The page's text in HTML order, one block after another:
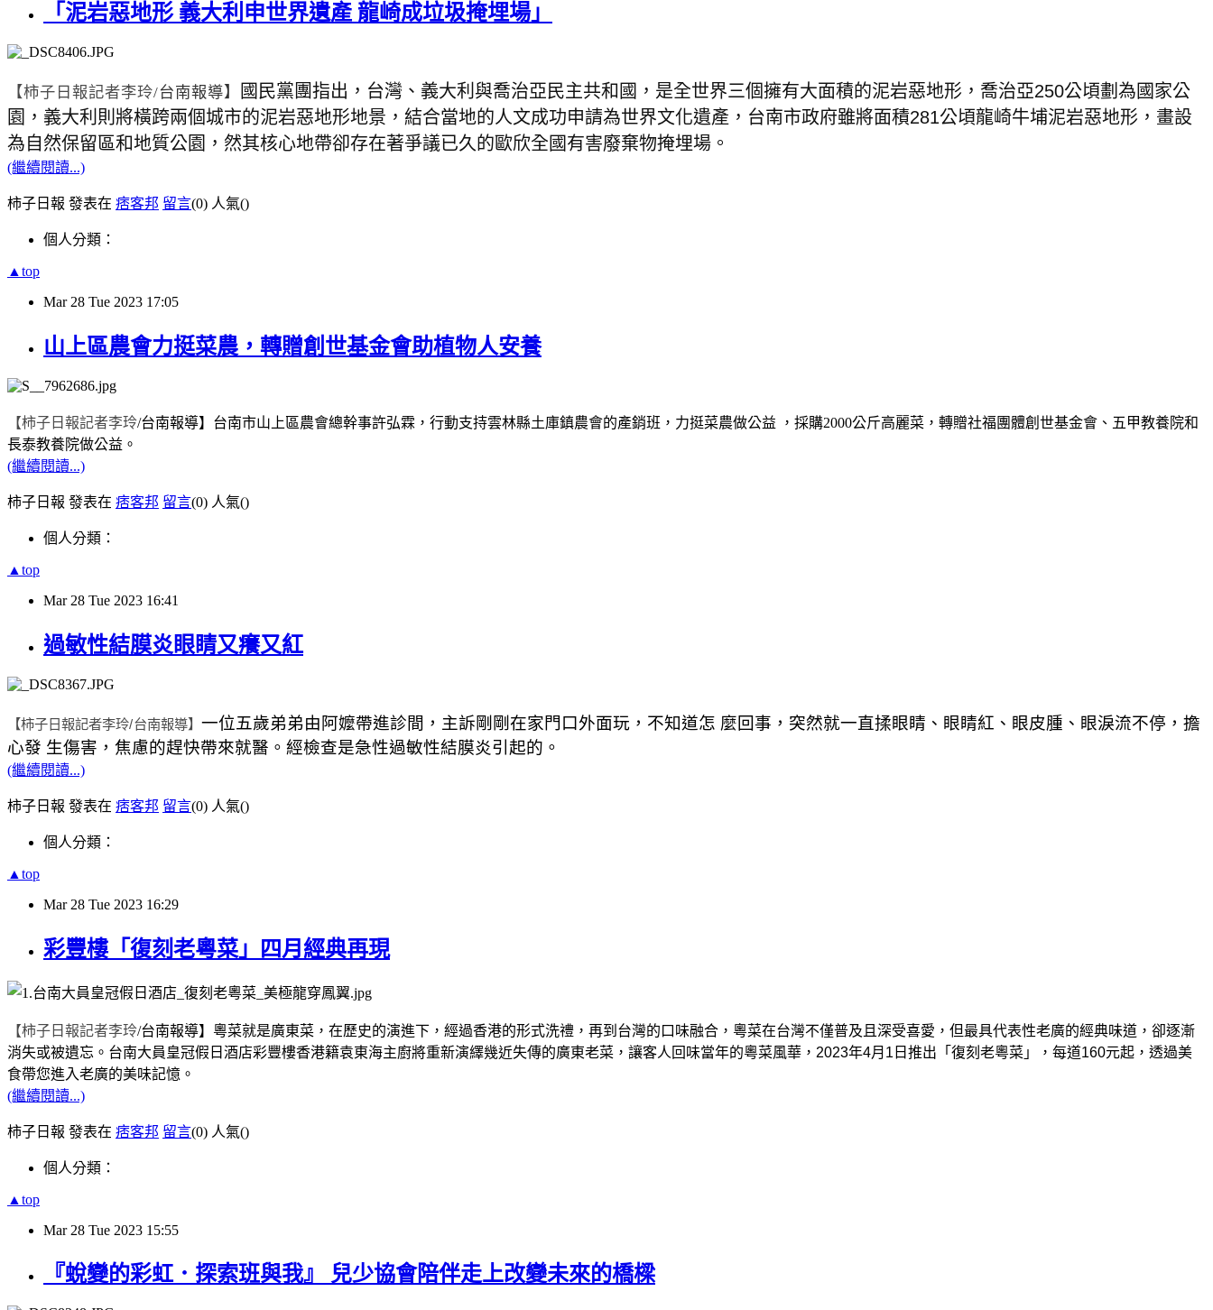
「泥岩惡地形 義大利申世界遺產 龍崎成垃圾掩埋場」
【柿子日報記者李玲/台南報導】 國民黨團指出，台灣、義大利與喬治亞民主共和國，是全世界三個擁有大面積的泥岩惡地形，喬治亞250公頃劃為國家公
園，義大利則將橫跨兩個城市的泥岩惡地形地景，結合當地的人文成功申請為世界文化遺產，台南市政府雖將面積281公頃龍崎牛埔泥岩惡地形，畫設
為自然保留區和地質公園，然其核心地帶卻存在著爭議已久的歐欣全國有害廢棄物掩埋場。
(繼續閱讀...)
柿子日報 發表在 痞客邦 留言(0) 人氣()
個人分類：
▲top
Mar 28 Tue 2023 17:05
山上區農會力挺菜農，轉贈創世基金會助植物人安養
【柿子日報記者李玲/台南報導】 台南市山上區農會總幹事許弘霖，行動支持雲林縣土庫鎮農會的產銷班，力挺菜農做公益 ，採購2000公斤高麗菜，轉贈社福團體創世基金會、五甲教養院和
長泰教養院做公益。
(繼續閱讀...)
柿子日報 發表在 痞客邦 留言(0) 人氣()
個人分類：
▲top
Mar 28 Tue 2023 16:41
過敏性結膜炎眼睛又癢又紅
【柿子日報記者李玲/台南報導】 一位五歲弟弟由阿嬤帶進診間，主訴剛剛在家門口外面玩，不知道怎 麼回事，突然就一直揉眼睛、眼睛紅、眼皮腫、眼淚流不停，擔
心發 生傷害，焦慮的趕快帶來就醫。經檢查是急性過敏性結膜炎引起的。
(繼續閱讀...)
柿子日報 發表在 痞客邦 留言(0) 人氣()
個人分類：
▲top
Mar 28 Tue 2023 16:29
彩豐樓「復刻老粵菜」四月經典再現
【柿子日報記者李玲/台南報導】 粵菜就是廣東菜，在歷史的演進下，經過香港的形式洗禮，再到台灣的口味融合，粵菜在台灣不僅普及且深受喜愛，但最具代表性老廣的經典味道，卻逐漸
消失或被遺忘。台南大員皇冠假日酒店彩豐樓香港籍袁東海主廚將重新演繹幾近失傳的廣東老菜，讓客人回味當年的粵菜風華， 2023年4月 1 日推出「復刻老粵菜」，每道160元起，透過美
食帶您進入老廣的美味記憶。
(繼續閱讀...)
柿子日報 發表在 痞客邦 留言(0) 人氣()
個人分類：
▲top
Mar 28 Tue 2023 15:55
『蛻變的彩虹．探索班與我』 兒少協會陪伴走上改變未來的橋樑